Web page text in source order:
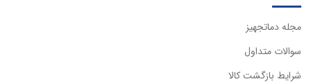
مجله دماتجهیز
سوالات متداول
شرایط بازگشت کالا